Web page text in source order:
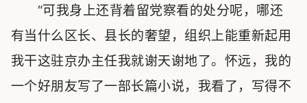
“可我身上还背着留党察看的处分呢，哪还
有当什么区长、县长的奢望，组织上能重新起用
我干这驻京办主任我就谢天谢地了。怀远，我的
一个好朋友写了一部长篇小说，我看了，写得不